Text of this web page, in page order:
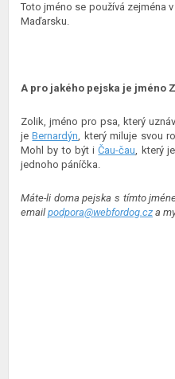
Toto jméno se používá zejména
Maďarsku.
A pro jakého pejska je jméno
Zolik, jméno pro psa, který
jeBernardýn, který miluje svou
Mohl by to být iČau-čau, který
jednoho páníčka.
Máte-li doma pejska s tímto
email podpora@webfordog.cz a